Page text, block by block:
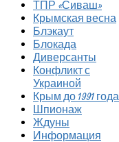
ТПР «Сиваш»
Крымская весна
Блэкаут
Блокада
Диверсанты
Конфликт с
Украиной
Крым до 1991 года
Шпионаж
Ждуны
Информация